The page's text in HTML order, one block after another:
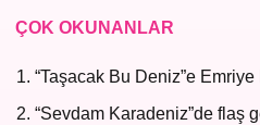
ÇOK OKUNANLAR
“Taşacak Bu Deniz”e
“Sevdam Karadeniz”de flaş